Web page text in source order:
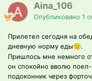
Aina_106
Опубликовано 1
Прилетел сегодня на
дневную норму еды🙂.
Пришлось мне немного
он спокойно вволю
подоконник через